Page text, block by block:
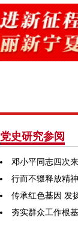
党史研究参阅
邓小平同志四次
行而不辍释放精
传承红色基因 发
夯实群众工作根